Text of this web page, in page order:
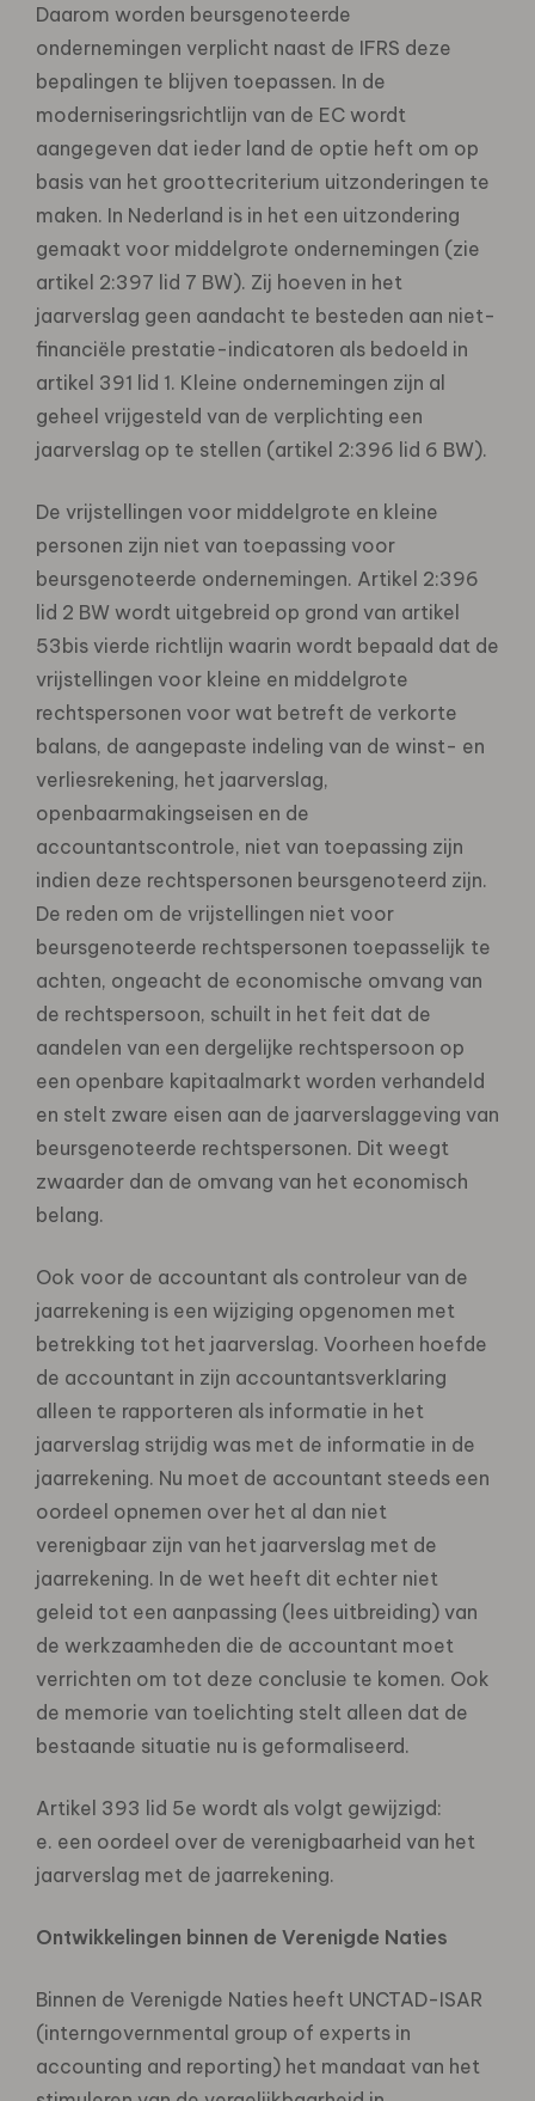
Daarom worden beursgenoteerde
ondernemingen verplicht naast de IFRS deze
bepalingen te blijven toepassen. In de
moderniseringsrichtlijn van de EC wordt
aangegeven dat ieder land de optie heft om op
basis van het groottecriterium uitzonderingen te
maken. In Nederland is in het een uitzondering
gemaakt voor middelgrote ondernemingen (zie
artikel 2:397 lid 7 BW). Zij hoeven in het
jaarverslag geen aandacht te besteden aan niet-
financiële prestatie-indicatoren als bedoeld in
artikel 391 lid 1. Kleine ondernemingen zijn al
geheel vrijgesteld van de verplichting een
jaarverslag op te stellen (artikel 2:396 lid 6 BW).
De vrijstellingen voor middelgrote en kleine
personen zijn niet van toepassing voor
beursgenoteerde ondernemingen. Artikel 2:396
lid 2 BW wordt uitgebreid op grond van artikel
53bis vierde richtlijn waarin wordt bepaald dat de
vrijstellingen voor kleine en middelgrote
rechtspersonen voor wat betreft de verkorte
balans, de aangepaste indeling van de winst- en
verliesrekening, het jaarverslag,
openbaarmakingseisen en de
accountantscontrole, niet van toepassing zijn
indien deze rechtspersonen beursgenoteerd zijn.
De reden om de vrijstellingen niet voor
beursgenoteerde rechtspersonen toepasselijk te
achten, ongeacht de economische omvang van
de rechtspersoon, schuilt in het feit dat de
aandelen van een dergelijke rechtspersoon op
een openbare kapitaalmarkt worden verhandeld
en stelt zware eisen aan de jaarverslaggeving van
beursgenoteerde rechtspersonen. Dit weegt
zwaarder dan de omvang van het economisch
belang.
Ook voor de accountant als controleur van de
jaarrekening is een wijziging opgenomen met
betrekking tot het jaarverslag. Voorheen hoefde
de accountant in zijn accountantsverklaring
alleen te rapporteren als informatie in het
jaarverslag strijdig was met de informatie in de
jaarrekening. Nu moet de accountant steeds een
oordeel opnemen over het al dan niet
verenigbaar zijn van het jaarverslag met de
jaarrekening. In de wet heeft dit echter niet
geleid tot een aanpassing (lees uitbreiding) van
de werkzaamheden die de accountant moet
verrichten om tot deze conclusie te komen. Ook
de memorie van toelichting stelt alleen dat de
bestaande situatie nu is geformaliseerd.
Artikel 393 lid 5e wordt als volgt gewijzigd:
e. een oordeel over de verenigbaarheid van het
jaarverslag met de jaarrekening.
Ontwikkelingen binnen de Verenigde Naties
Binnen de Verenigde Naties heeft UNCTAD-ISAR
(interngovernmental group of experts in
accounting and reporting) het mandaat van het